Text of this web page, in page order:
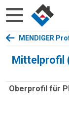
MENDIGER
Mittelprofil
Oberprofil für